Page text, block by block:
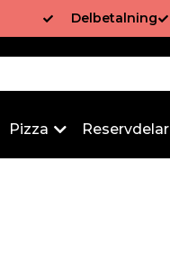
Delbetalning
Pizza Reservdelar